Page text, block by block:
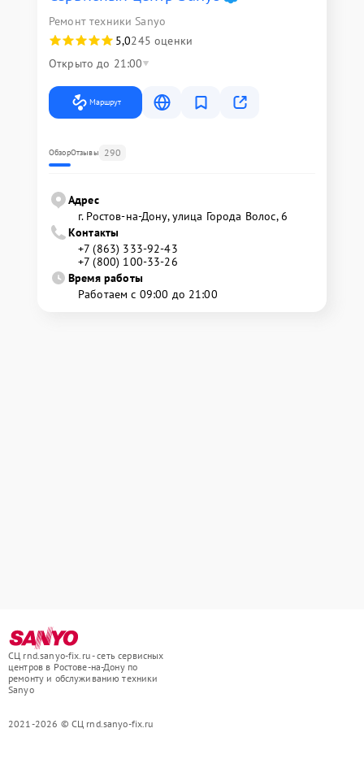
Ремонт техники Sanyo
5,0245 оценки
Открыто до 21:00
Маршрут
ОбзорОтзывы 290
Адрес
г. Ростов-на-Дону, улица Города Волос, 6
Контакты
+7 (863) 333-92-43
+7 (800) 100-33-26
Время работы
Работаем с 09:00 до 21:00
СЦ rnd.sanyo-fix.ru - сеть сервисных
центров в Ростове-на-Дону по
ремонту и обслуживанию техники
Sanyo
2021-2026 © СЦ rnd.sanyo-fix.ru